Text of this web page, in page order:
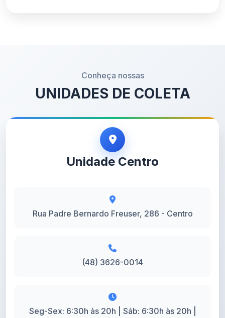
Conheça nossas
UNIDADES DE COLETA
Unidade Centro
Rua Padre Bernardo Freuser, 286 - Centro
(48) 3626-0014
Seg-Sex: 6:30h às 20h | Sáb: 6:30h às 20h |